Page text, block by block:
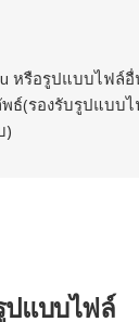
หรือรูปแบบไฟล์อื่
ธ์(รองรับรูปแบบ
)
ปแบบไฟล์